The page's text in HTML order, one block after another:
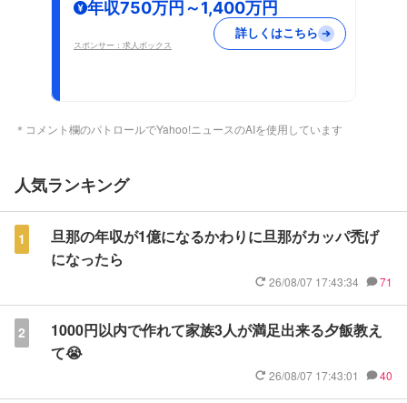
年収750万円～1,400万円
スポンサー：求人ボックス
詳しくはこちら
＊コメント欄のパトロールでYahoo!ニュースのAIを使用しています
人気ランキング
1
旦那の年収が1億になるかわりに旦那がカッパ禿げ
になったら
26/08/07 17:43:34 71
2
1000円以内で作れて家族3人が満足出来る夕飯教え
て😭
26/08/07 17:43:01 40